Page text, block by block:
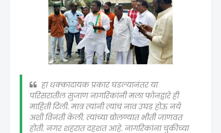
हा धक्कादायक प्रकार घडल्यानंतर या
परिसरातील सुजाण नागरिकांनी मला फोनद्वारे ही
माहिती दिली. मात्र त्यांनी त्यांचं नाव उघड होऊ नये
अशी विनंती केली. त्यांच्या बोलण्यात भीती जाणवत
होती. नगर शहरात दहशत आहे. नागरिकांना चुकीच्या